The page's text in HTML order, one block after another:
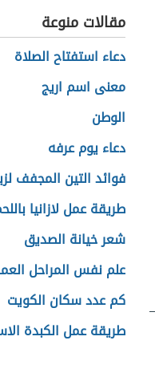
مقالات منوعة
دعاء استفتاح الصلاة
معنى اسم اريج
الوطن
دعاء يوم عرفه
فوائد التين المجفف
طريقة عمل لازانيا
شعر خيانة الصديق
علم نفس المراحل
كم عدد سكان الكويت
طريقة عمل الكبدة